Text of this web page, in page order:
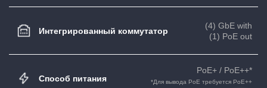
Интегрированный коммутатор
(4) GbE with
(1) PoE out
Способ питания
PoE+ / PoE++*
*Для вывода PoE требуется PoE++